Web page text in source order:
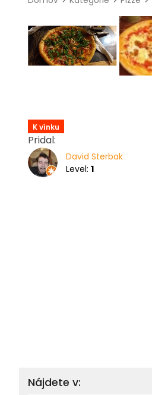
K vínku
Pridal:
David Sterbak
Level: 1
Nájdete v: